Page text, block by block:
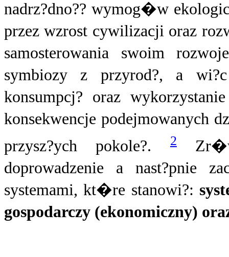
nadrz?dno?? wymog�w
przez wzrost cywilizacji oraz
samosterowania swoim
symbiozy z przyrod?, a wi?c
konsumpcj? oraz
konsekwencje podejmowanych
przysz?ych pokole?.2
doprowadzenie a nast?pnie
systemami, kt�re stanowi?:
gospodarczy (ekonomiczny)